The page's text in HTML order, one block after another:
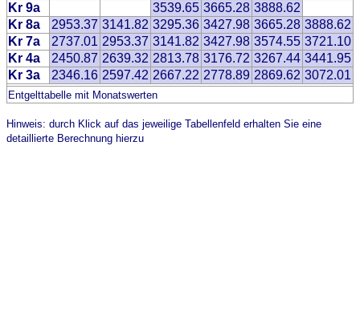
Kr 9a
3539.65 3665.28 3888.62
Kr 8a
2953.37 3141.82 3295.36 3427.98 3665.28 3888.62
Kr 7a
2737.01 2953.37 3141.82 3427.98 3574.55 3721.10
Kr 4a
2450.87 2639.32 2813.78 3176.72 3267.44 3441.95
Kr 3a
2346.16 2597.42 2667.22 2778.89 2869.62 3072.01
Entgelttabelle mit Monatswerten
Hinweis: durch Klick auf das jeweilige Tabellenfeld erhalten Sie eine
detaillierte Berechnung hierzu